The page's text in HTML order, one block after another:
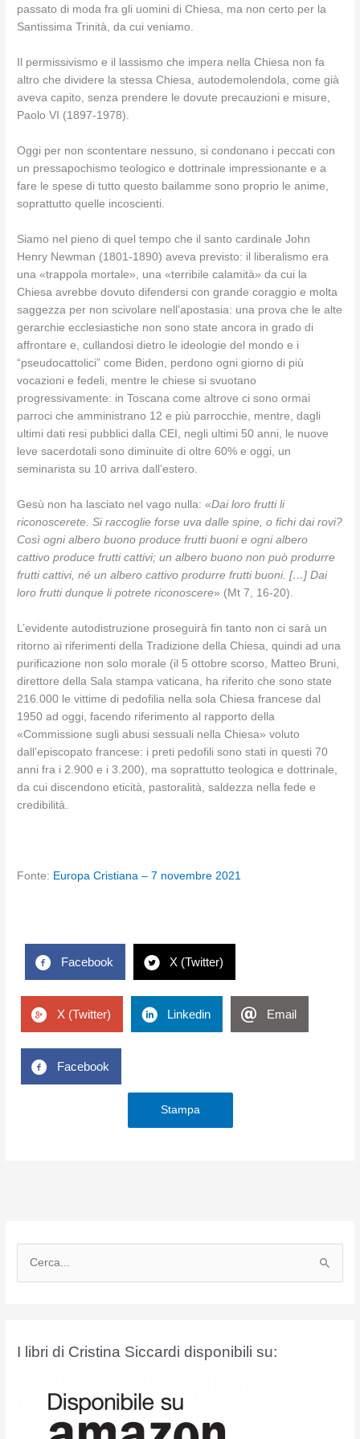
passato di moda fra gli uomini di Chiesa, ma non certo per la
Santissima Trinità, da cui veniamo.
Il permissivismo e il lassismo che impera nella Chiesa non fa
altro che dividere la stessa Chiesa, autodemolendola, come già
aveva capito, senza prendere le dovute precauzioni e misure,
Paolo VI (1897-1978).
Oggi per non scontentare nessuno, si condonano i peccati con
un pressapochismo teologico e dottrinale impressionante e a
fare le spese di tutto questo bailamme sono proprio le anime,
soprattutto quelle incoscienti.
Siamo nel pieno di quel tempo che il santo cardinale John
Henry Newman (1801-1890) aveva previsto: il liberalismo era
una «trappola mortale», una «terribile calamità» da cui la
Chiesa avrebbe dovuto difendersi con grande coraggio e molta
saggezza per non scivolare nell’apostasia: una prova che le alte
gerarchie ecclesiastiche non sono state ancora in grado di
affrontare e, cullandosi dietro le ideologie del mondo e i
“pseudocattolici” come Biden, perdono ogni giorno di più
vocazioni e fedeli, mentre le chiese si svuotano
progressivamente: in Toscana come altrove ci sono ormai
parroci che amministrano 12 e più parrocchie, mentre, dagli
ultimi dati resi pubblici dalla CEI, negli ultimi 50 anni, le nuove
leve sacerdotali sono diminuite di oltre 60% e oggi, un
seminarista su 10 arriva dall’estero.
Gesù non ha lasciato nel vago nulla: «Dai loro frutti li
riconoscerete. Si raccoglie forse uva dalle spine, o fichi dai rovi?
Così ogni albero buono produce frutti buoni e ogni albero
cattivo produce frutti cattivi; un albero buono non può produrre
frutti cattivi, né un albero cattivo produrre frutti buoni. […] Dai
loro frutti dunque li potrete riconoscere» (Mt 7, 16-20).
L’evidente autodistruzione proseguirà fin tanto non ci sarà un
ritorno ai riferimenti della Tradizione della Chiesa, quindi ad una
purificazione non solo morale (il 5 ottobre scorso, Matteo Bruni,
direttore della Sala stampa vaticana, ha riferito che sono state
216.000 le vittime di pedofilia nella sola Chiesa francese dal
1950 ad oggi, facendo riferimento al rapporto della
«Commissione sugli abusi sessuali nella Chiesa» voluto
dall’episcopato francese: i preti pedofili sono stati in questi 70
anni fra i 2.900 e i 3.200), ma soprattutto teologica e dottrinale,
da cui discendono eticità, pastoralità, saldezza nella fede e
credibilità.
Fonte: Europa Cristiana – 7 novembre 2021
Facebook X (Twitter)
X (Twitter) Linkedin Email
Facebook
Stampa
I libri di Cristina Siccardi disponibili su: